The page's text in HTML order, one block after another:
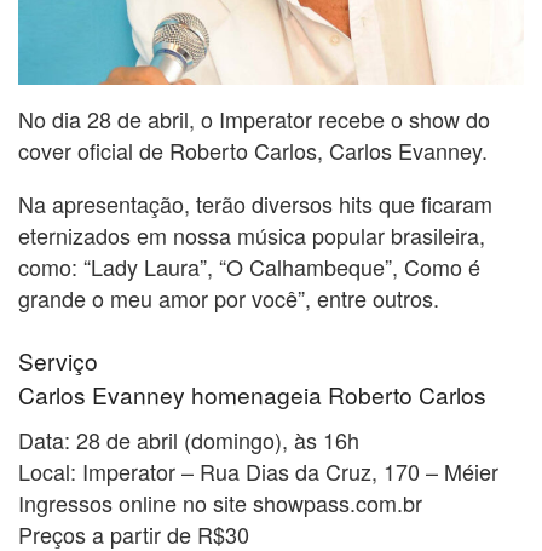
No dia 28 de abril, o Imperator recebe o show do
cover oficial de Roberto Carlos, Carlos Evanney.
Na apresentação, terão diversos hits que ficaram
eternizados em nossa música popular brasileira,
como: “Lady Laura”, “O Calhambeque”, Como é
grande o meu amor por você”, entre outros.
Serviço
Carlos Evanney homenageia Roberto Carlos
Data: 28 de abril (domingo), às 16h
Local: Imperator – Rua Dias da Cruz, 170 – Méier
Ingressos online no site showpass.com.br
Preços a partir de R$30